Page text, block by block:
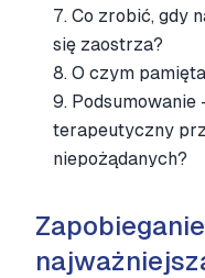
7. Co zrobić, gdy
się zaostrza?
8. O czym
9. Podsumowanie
terapeutyczny
niepożądanych?